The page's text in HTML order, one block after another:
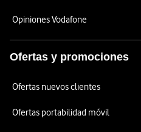
Opiniones Vodafone
Ofertas y promociones
Ofertas nuevos clientes
Ofertas portabilidad móvil